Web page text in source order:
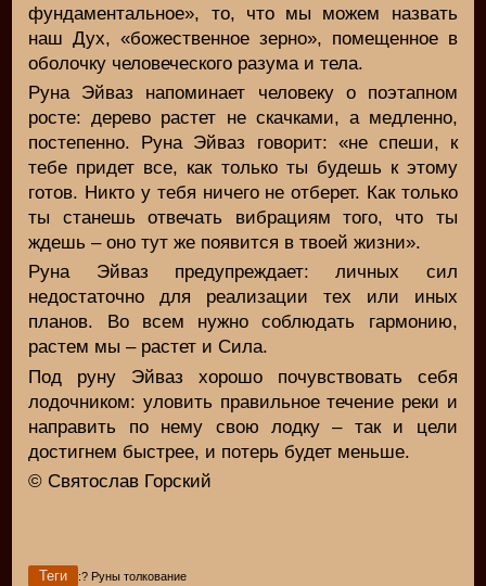
фундаментальное», то, что мы можем назвать
наш Дух, «божественное зерно», помещенное в
оболочку человеческого разума и тела.
Руна Эйваз напоминает человеку о поэтапном
росте: дерево растет не скачками, а медленно,
постепенно. Руна Эйваз говорит: «не спеши, к
тебе придет все, как только ты будешь к этому
готов. Никто у тебя ничего не отберет. Как только
ты станешь отвечать вибрациям того, что ты
ждешь – оно тут же появится в твоей жизни».
Руна Эйваз предупреждает: личных сил
недостаточно для реализации тех или иных
планов. Во всем нужно соблюдать гармонию,
растем мы – растет и Сила.
Под руну Эйваз хорошо почувствовать себя
лодочником: уловить правильное течение реки и
направить по нему свою лодку – так и цели
достигнем быстрее, и потерь будет меньше.
© Святослав Горский
Теги :? Руны толкование